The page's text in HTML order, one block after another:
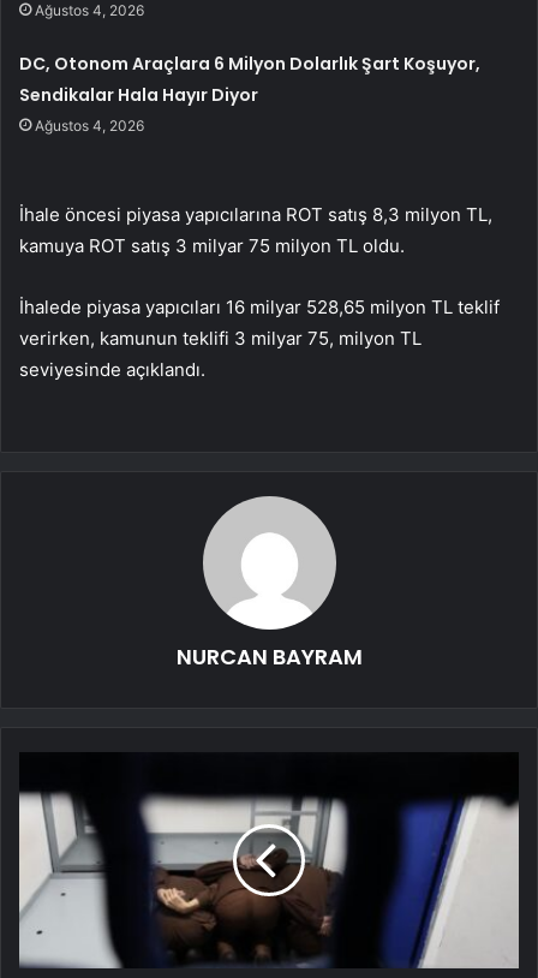
Ağustos 4, 2026
DC, Otonom Araçlara 6 Milyon Dolarlık Şart Koşuyor,
Sendikalar Hala Hayır Diyor
Ağustos 4, 2026
İhale öncesi piyasa yapıcılarına ROT satış 8,3 milyon TL,
kamuya ROT satış 3 milyar 75 milyon TL oldu.
İhalede piyasa yapıcıları 16 milyar 528,65 milyon TL teklif
verirken, kamunun teklifi 3 milyar 75, milyon TL
seviyesinde açıklandı.
NURCAN BAYRAM